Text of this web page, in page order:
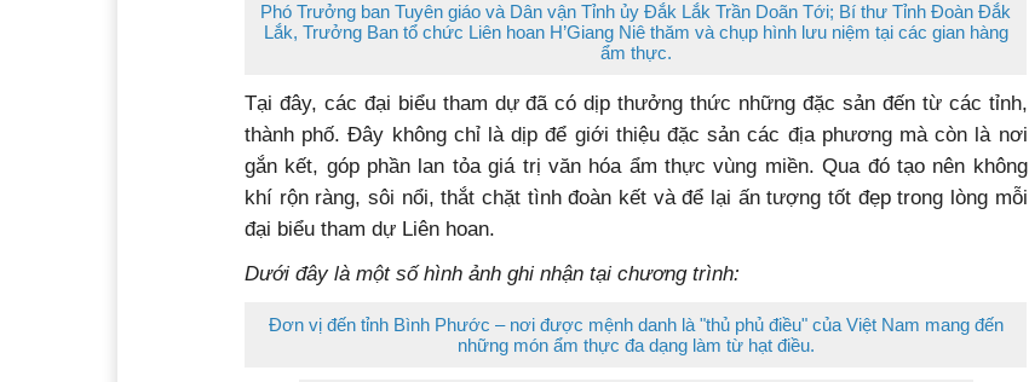
Phó Trưởng ban Tuyên giáo và Dân vận Tỉnh ủy Đắk Lắk Trần Doãn Tới; Bí thư Tỉnh Đoàn Đắk
Lắk, Trưởng Ban tổ chức Liên hoan H’Giang Niê thăm và chụp hình lưu niệm tại các gian hàng
ẩm thực.
Tại đây, các đại biểu tham dự đã có dịp thưởng thức những đặc sản đến từ các tỉnh,
thành phố. Đây không chỉ là dịp để giới thiệu đặc sản các địa phương mà còn là nơi
gắn kết, góp phần lan tỏa giá trị văn hóa ẩm thực vùng miền.Qua đó tạo nên không
khí rộn ràng, sôi nổi, thắt chặt tình đoàn kết và để lại ấn tượng tốt đẹp trong lòng mỗi
đại biểu tham dự Liên hoan.
Dưới đây là một số hình ảnh ghi nhận tại chương trình:
Đơn vị đến tỉnh Bình Phước – nơi được mệnh danh là "thủ phủ điều" của Việt Nam mang đến
những món ẩm thực đa dạng làm từ hạt điều.